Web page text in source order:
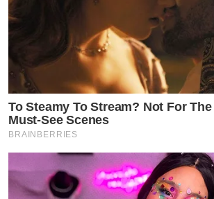
To Steamy To Stream? Not For
Must-See Scenes
BRAINBERRIES